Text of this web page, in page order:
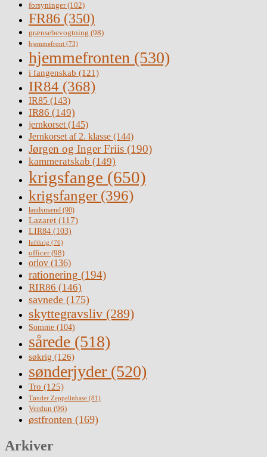
forsyninger(102)
FR86 (350)
grænsebevogtning (98)
hjemmefront (73)
hjemmefronten (530)
i fangenskab (121)
IR84 (368)
IR85 (143)
IR86 (149)
jernkorset(145)
Jernkorset af 2. klasse (144)
Jørgen og Inger Friis (190)
kammeratskab (149)
krigsfange (650)
krigsfanger (396)
landsmænd (90)
Lazaret (117)
LIR84 (103)
luftkrig (76)
officer(98)
orlov (136)
rationering (194)
RIR86 (146)
savnede (175)
skyttegravsliv (289)
Somme (104)
sårede (518)
søkrig (126)
sønderjyder (520)
Tro (125)
Tønder Zeppelinbase (81)
Verdun (96)
østfronten (169)
Arkiver